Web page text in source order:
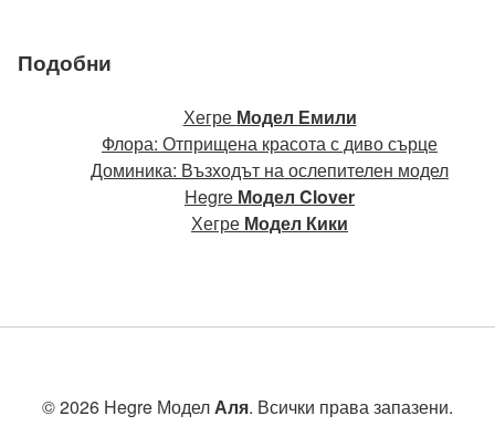
Подобни
Хегре Модел Емили
Флора: Отприщена красота с диво сърце
Доминика: Възходът на ослепителен модел
Hegre Модел Clover
Хегре Модел Кики
© 2026 Hegre МоделАля. Всички права запазени.